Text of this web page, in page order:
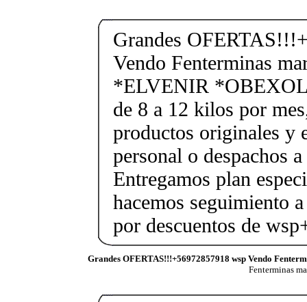
Grandes
Vendo Fenterminas
*ELVENIR
de 8 a 12 kilos por
productos originales y
personal o despachos
Entregamos plan
hacemos seguimiento
por descuentos de
Grandes OFERTAS!!!+56972857918 wsp Vendo
Fenterminas